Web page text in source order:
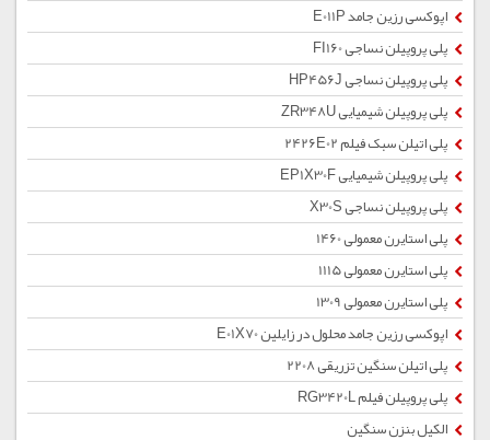
اپوکسی رزین جامد E011P
پلی پروپیلن نساجی FI160
پلی پروپیلن نساجی HP456J
پلی پروپیلن شیمیایی ZR348U
پلی اتیلن سبک فیلم 2426E02
پلی پروپیلن شیمیایی EP1X30F
پلی پروپیلن نساجی X30S
پلی استایرن معمولی 1460
پلی استایرن معمولی 1115
پلی استایرن معمولی 1309
اپوکسی رزین جامد محلول در زایلین E01X70
پلی اتیلن سنگین تزریقی 2208
پلی پروپیلن فیلم RG3420L
الکیل بنزن سنگین